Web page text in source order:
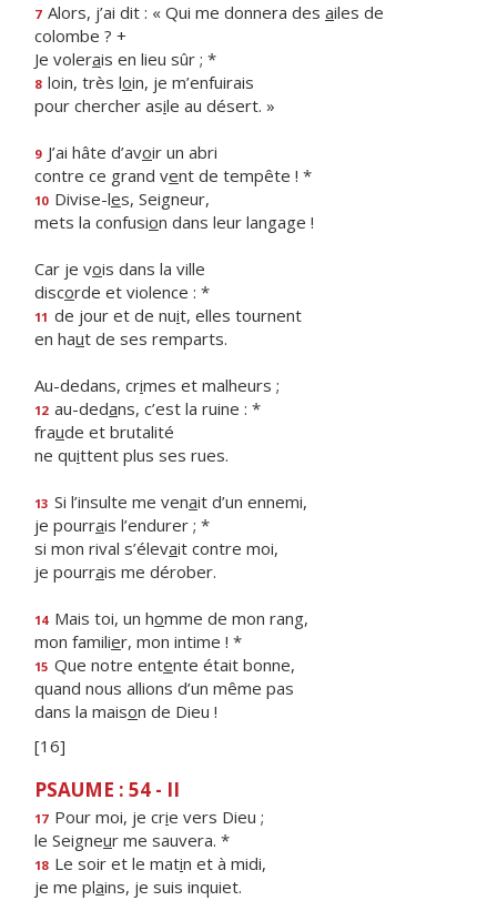
7 Alors, j’ai dit : « Qui me donnera des ailes de
colombe ? +
Je volerais en lieu sûr ; *
8 loin, très loin, je m’enfuirais
pour chercher asile au désert. »
9 J’ai hâte d’avoir un abri
contre ce grand vent de tempête ! *
10 Divise-les, Seigneur,
mets la confusion dans leur langage !
Car je vois dans la ville
discorde et violence : *
11 de jour et de nuit, elles tournent
en haut de ses remparts.
Au-dedans, crimes et malheurs ;
12 au-dedans, c’est la ruine : *
fraude et brutalité
ne quittent plus ses rues.
13 Si l’insulte me venait d’un ennemi,
je pourrais l’endurer ; *
si mon rival s’élevait contre moi,
je pourrais me dérober.
14 Mais toi, un homme de mon rang,
mon familier, mon intime ! *
15 Que notre entente était bonne,
quand nous allions d’un même pas
dans la maison de Dieu !
[16]
PSAUME : 54 - II
17 Pour moi, je crie vers Dieu ;
le Seigneur me sauvera. *
18 Le soir et le matin et à midi,
je me plains, je suis inquiet.